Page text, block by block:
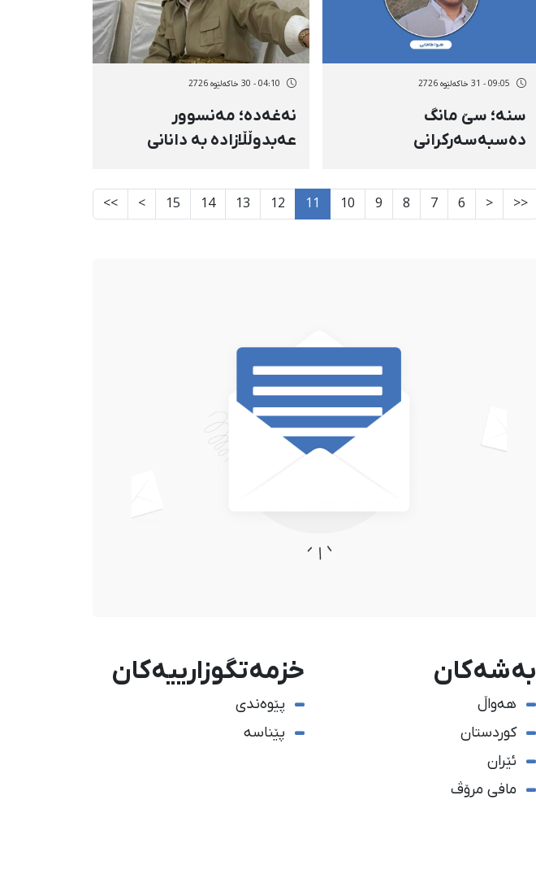
09:05 - 31 خاکەلێوه 2726
سنه؛ سێ مانگ
دەسبەسەرکرانی
چارەنووسی هیوا تاتایی
04:10 - 30 خاکەلێوه 2726
نەغەدە؛ مەنسوور
عەبدوڵڵازادە بە دانانی
<<
<
6
7
8
9
10
11
12
13
14
15
>
>>
بەشەکان
هەواڵ
کوردستان
ئێران
مافی مرۆڤ
خزمەتگوزارییەکان
پێوەندی
پێناسە